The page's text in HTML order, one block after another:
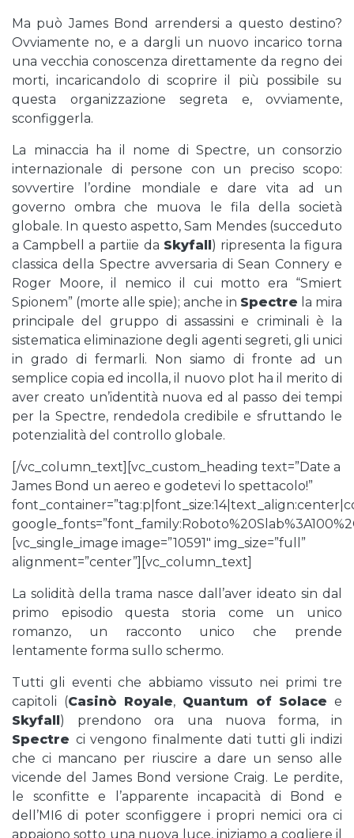
Ma può James Bond arrendersi a questo destino?
Ovviamente no, e a dargli un nuovo incarico torna
una vecchia conoscenza direttamente da regno dei
morti, incaricandolo di scoprire il più possibile su
questa organizzazione segreta e, ovviamente,
sconfiggerla.
La minaccia ha il nome di Spectre, un consorzio
internazionale di persone con un preciso scopo:
sovvertire l’ordine mondiale e dare vita ad un
governo ombra che muova le fila della società
globale. In questo aspetto, Sam Mendes (succeduto
a Campbell a partiie da Skyfall) ripresenta la figura
classica della Spectre avversaria di Sean Connery e
Roger Moore, il nemico il cui motto era “Smiert
Spionem” (morte alle spie); anche in Spectre la mira
principale del gruppo di assassini e criminali è la
sistematica eliminazione degli agenti segreti, gli unici
in grado di fermarli. Non siamo di fronte ad un
semplice copia ed incolla, il nuovo plot ha il merito di
aver creato un’identità nuova ed al passo dei tempi
per la Spectre, rendedola credibile e sfruttando le
potenzialità del controllo globale.
[/vc_column_text][vc_custom_heading text=”Date a
James Bond un aereo e godetevi lo spettacolo!”
[vc_single_image image=”10591″ img_size=”full”
alignment=”center”][vc_column_text]
La solidità della trama nasce dall’aver ideato sin dal
primo episodio questa storia come un unico
romanzo, un racconto unico che prende
lentamente forma sullo schermo.
Tutti gli eventi che abbiamo vissuto nei primi tre
capitoli (Casinò Royale, Quantum of Solace e
Skyfall) prendono ora una nuova forma, in
Spectre ci vengono finalmente dati tutti gli indizi
che ci mancano per riuscire a dare un senso alle
vicende del James Bond versione Craig. Le perdite,
le sconfitte e l’apparente incapacità di Bond e
dell’MI6 di poter sconfiggere i propri nemici ora ci
appaiono sotto una nuova luce, iniziamo a cogliere il